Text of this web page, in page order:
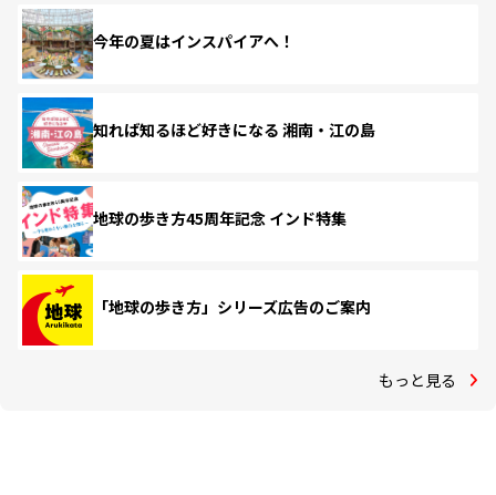
今年の夏はインスパイアへ！
知れば知るほど好きになる 湘南・江の島
地球の歩き方45周年記念 インド特集
「地球の歩き方」シリーズ広告のご案内
もっと見る